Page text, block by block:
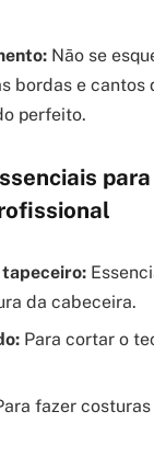
Não se
bordas e cantos
perfeito.
da cabeceira.
Para cortar o
fazer